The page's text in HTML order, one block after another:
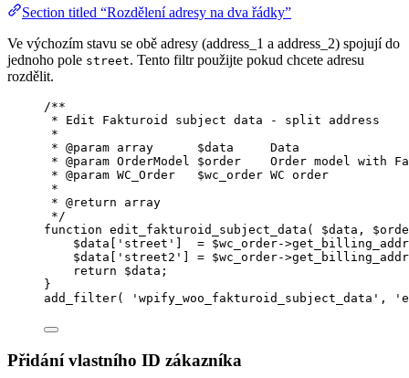
Section titled “Rozdělení adresy na dva řádky”
Ve výchozím stavu se obě adresy (address_1 a address_2) spojují do
jednoho pole street. Tento filtr použijte pokud chcete adresu
rozdělit.
/**
* Edit Fakturoid subject data - split address
*
* @param array
      $data     Data
* @param OrderModel
$order    Order model with
* @param WC_Order
   $wc_order WC order
*
* @return
array
*/
function edit_fakturoid_subject_data ( $data ,
$data
' street ' = $wc_order->
$data
' street2 ' = $wc_order->
return
$data ;
}
add_filter( ' wpify_woo_fakturoid_subject_data ' , '
Přidání vlastního ID zákazníka